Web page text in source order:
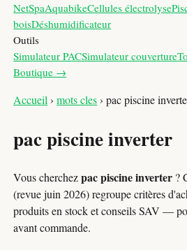
NetSpaAquabikeCellules électrolyse
boisDéshumidificateur
Outils
Simulateur PACSimulateur couverture
Boutique →
Accueil ›mots cles›pac piscine
pac piscine inverter
Vous cherchezpac piscine inverter ?
(revue juin 2026) regroupe critères
produits en stock et conseils SAV —
avant commande.